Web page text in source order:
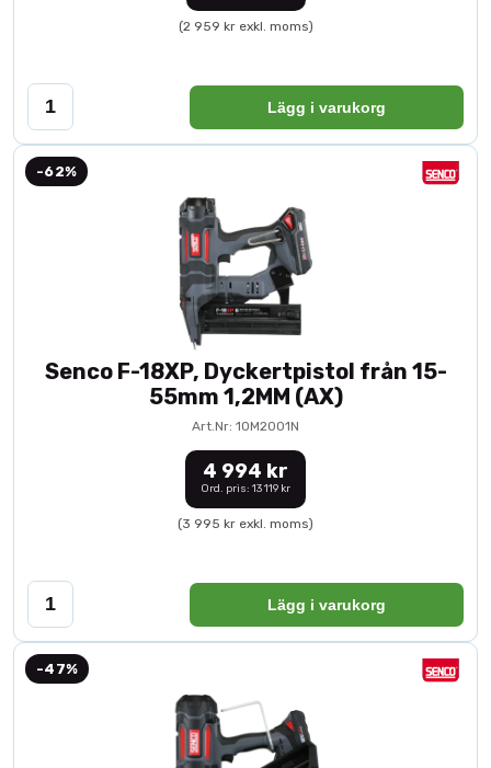
(2 959 kr exkl. moms)
Lägg i varukorg
-62%
Senco F-18XP, Dyckertpistol från 15-
55mm 1,2MM (AX)
Art.Nr: 10M2001N
4 994 kr
Ord. pris: 13 119 kr
(3 995 kr exkl. moms)
Lägg i varukorg
-47%